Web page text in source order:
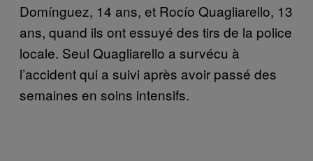
Domínguez, 14 ans, et Rocío Quagliarello, 13
ans, quand ils ont essuyé des tirs de la police
locale. Seul Quagliarello a survécu à
l’accident qui a suivi après avoir passé des
semaines en soins intensifs.